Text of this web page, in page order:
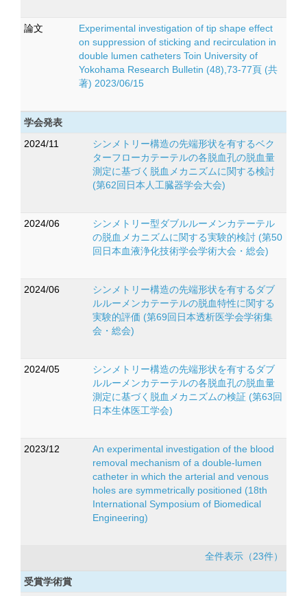
論文
Experimental investigation of tip shape effect
on suppression of sticking and recirculation in
double lumen catheters Toin University of
Yokohama Research Bulletin (48),73-77頁 (共
著) 2023/06/15
学会発表
2024/11
シンメトリー構造の先端形状を有するベク
ターフローカテーテルの各脱血孔の脱血量
測定に基づく脱血メカニズムに関する検討
(第62回日本人工臓器学会大会)
2024/06
シンメトリー型ダブルルーメンカテーテル
の脱血メカニズムに関する実験的検討 (第50
回日本血液浄化技術学会学術大会・総会)
2024/06
シンメトリー構造の先端形状を有するダブ
ルルーメンカテーテルの脱血特性に関する
実験的評価 (第69回日本透析医学会学術集
会・総会)
2024/05
シンメトリー構造の先端形状を有するダブ
ルルーメンカテーテルの各脱血孔の脱血量
測定に基づく脱血メカニズムの検証 (第63回
日本生体医工学会)
2023/12
An experimental investigation of the blood
removal mechanism of a double-lumen
catheter in which the arterial and venous
holes are symmetrically positioned (18th
International Symposium of Biomedical
Engineering)
全件表示（23件）
受賞学術賞